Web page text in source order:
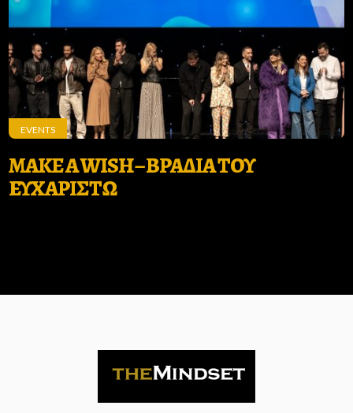
EVENTS
MAKE A WISH – ΒΡΑΔΙΑ ΤΟΥ
ΕΥΧΑΡΙΣΤΩ